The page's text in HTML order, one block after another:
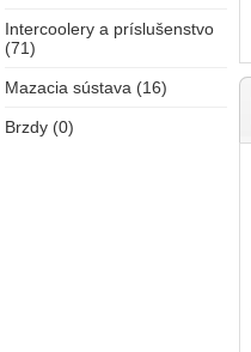
Intercoolery a príslušenstvo
(71)
Mazacia sústava (16)
Brzdy (0)